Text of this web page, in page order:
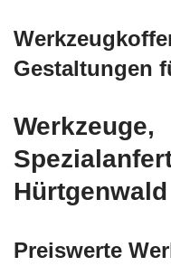
Gestaltungen
Werkzeuge,
Preiswerte